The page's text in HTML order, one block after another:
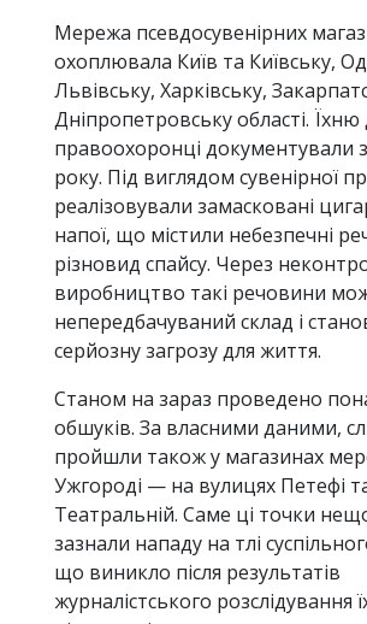
Мережа псевдосувенірних
охоплювала Київ та Київську,
Львівську, Харківську,
Дніпропетровську області. Їхню
правоохоронці документували
року. Під виглядом сувенірної
реалізовували замасковані
напої, що містили небезпечні
різновид спайсу. Через
виробництво такі речовини
непередбачуваний склад і
серйозну загрозу для життя.
Станом на зараз проведено
обшуків. За власними даними,
пройшли також у магазинах
Ужгороді — на вулицях Петефі
Театральній. Саме ці точки
зазнали нападу на тлі
що виникло після результатів
журналістського розслідування